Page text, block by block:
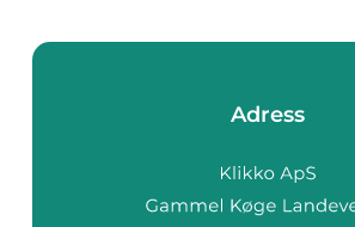
Adress